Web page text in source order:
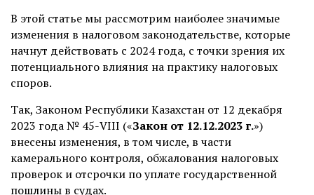
В этой статье мы рассмотрим наиболее значимые
изменения в налоговом законодательстве, которые
начнут действовать с 2024 года, с точки зрения их
потенциального влияния на практику налоговых
споров.
Так, Законом Республики Казахстан от 12 декабря
2023 года № 45-VIII («Закон от 12.12.2023 г.»)
внесены изменения, в том числе, в части
камерального контроля, обжалования налоговых
проверок и отсрочки по уплате государственной
пошлины в судах.